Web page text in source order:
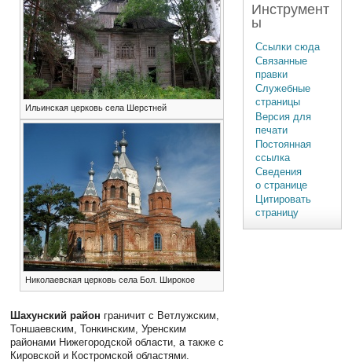
Ильинская церковь села Шерстней
Николаевская церковь села Бол. Широкое
Шахунский район граничит с Ветлужским,
Тоншаевским, Тонкинским, Уренским
районами Нижегородской области, а также с
Кировской и Костромской областями.
Инструмент
ы
Ссылки сюда
Связанные
правки
Служебные
страницы
Версия для
печати
Постоянная
ссылка
Сведения
о странице
Цитировать
страницу